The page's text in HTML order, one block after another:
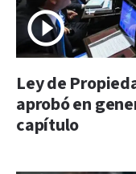
Ley de
aprobó en
capítulo